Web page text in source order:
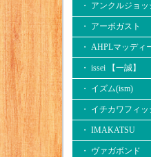
・ アンクルジョッ
・ アーボガスト
・ AHPLマッディ
・ issei 【一誠】
・ イズム(ism)
・ イチカワフィ
・ IMAKATSU
・ ヴァガボンド